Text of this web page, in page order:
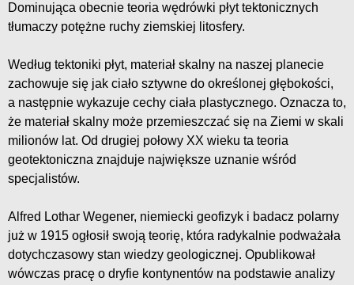
Dominująca obecnie teoria wędrówki płyt tektonicznych
tłumaczy potężne ruchy ziemskiej litosfery.
Według tektoniki płyt, materiał skalny na naszej planecie
zachowuje się jak ciało sztywne do określonej głębokości,
a następnie wykazuje cechy ciała plastycznego. Oznacza to,
że materiał skalny może przemieszczać się na Ziemi w skali
milionów lat. Od drugiej połowy XX wieku ta teoria
geotektoniczna znajduje największe uznanie wśród
specjalistów.
Alfred Lothar Wegener, niemiecki geofizyk i badacz polarny
już w 1915 ogłosił swoją teorię, która radykalnie podważała
dotychczasowy stan wiedzy geologicznej. Opublikował
wówczas pracę o dryfie kontynentów na podstawie analizy